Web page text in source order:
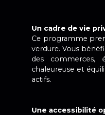
Un cadre de vie
Ce programme
verdure. Vous
des commerces,
chaleureuse et
actifs.
Une accessibilité